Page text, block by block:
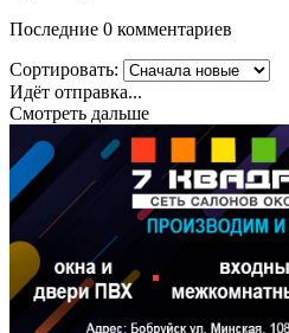
Последние 0 комментариев
Сортировать:
Идёт отправка...
Смотреть дальше